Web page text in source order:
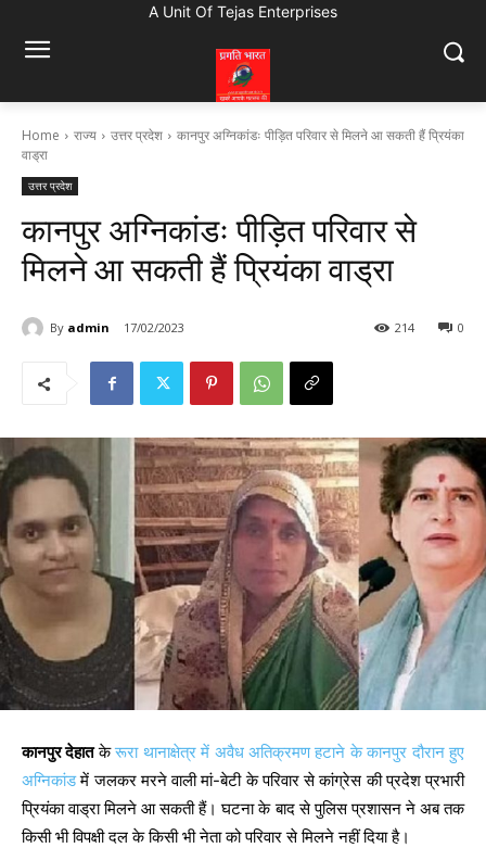
A Unit Of Tejas Enterprises
Home राज्य उत्तर प्रदेश
कानपुर अग्निकांडः पीड़ित परिवार से मिलने आ सकती हैं प्रियंका
वाड्रा
उत्तर प्रदेश
कानपुर अग्निकांडः पीड़ित परिवार से
मिलने आ सकती हैं प्रियंका वाड्रा
By admin 17/02/2023 0
214
कानपुर देहातकेरूरा थानाक्षेत्र में अवैध अतिक्रमण हटाने के कानपुर दौरान हुए
अग्निकांडमें जलकर मरने वाली मां-बेटी के परिवार से कांग्रेस की प्रदेश प्रभारी
प्रियंका वाड्रा मिलने आ सकती हैं। घटना के बाद से पुलिस प्रशासन ने अब तक
किसी भी विपक्षी दल के किसी भी नेता को परिवार से मिलने नहीं दिया है।